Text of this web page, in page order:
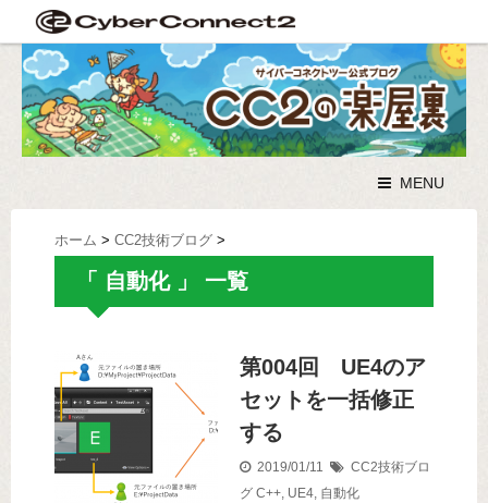
MENU
ホーム > CC2技術ブログ >
「 自動化 」 一覧
第004回 UE4のア
セットを一括修正
する
2019/01/11
CC2技術ブロ
グ C++, UE4, 自動化